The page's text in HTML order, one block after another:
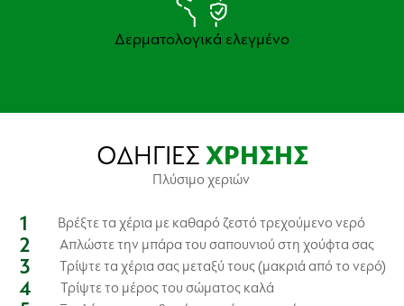
Δερματολογικά ελεγμένο
ΟΔΗΓΙΕΣ ΧΡΗΣΗΣ
Πλύσιμο χεριών
Βρέξτε τα χέρια με καθαρό ζεστό τρεχούμενο νερό
Απλώστε την μπάρα του σαπουνιού στη χούφτα σας
Τρίψτε τα χέρια σας μεταξύ τους (μακριά από το νερό)
Τρίψτε το μέρος του σώματος καλά